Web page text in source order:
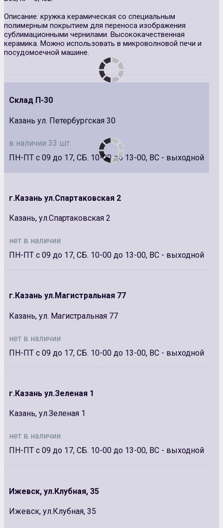
Описание: кружка керамическая со специальным
полимерным покрытием для переноса изображения
сублимационными чернилами. Высококачественная
керамика. Можно использовать в микроволновой печи и
посудомоечной машине.
Склад П-30
Казань ул. Петербургская 30
в наличии 33 шт.
ПН-ПТ с 09 до 17, СБ. 10-00 до 13-00, ВС - выходной
г.Казань ул.Спартаковская 2
Казань, ул.Спартаковская 2
нет в наличии
ПН-ПТ с 09 до 17, СБ. 10-00 до 13-00, ВС - выходной
г.Казань ул.Магистральная 77
Казань, ул. Магистральная 77
нет в наличии
ПН-ПТ с 09 до 17, СБ. 10-00 до 13-00, ВС - выходной
г.Казань ул.Зеленая 1
Казань, ул.Зеленая 1
нет в наличии
ПН-ПТ с 09 до 17, СБ. 10-00 до 13-00, ВС - выходной
Ижевск, ул.Клубная, 35
Ижевск, ул.Клубная, 35